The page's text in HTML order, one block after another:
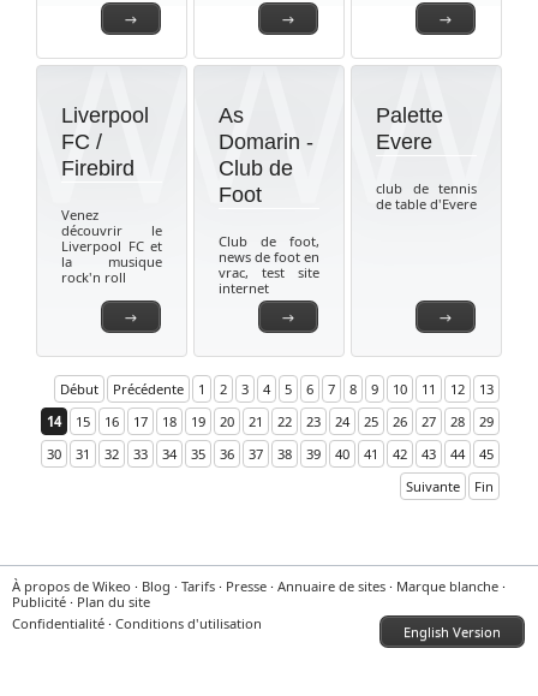
→
→
→
→
Liverpool
FC /
Firebird
Venez
découvrir le
Liverpool FC et
la musique
rock'n roll
→
As
Domarin -
Club de
Foot
Club de foot,
news de foot en
vrac, test site
internet
→
Palette
Evere
club de tennis
de table d'Evere
Début Précédente 1 2 3 4 5 6 7 8 9 10 11 12
13
14
15 16 17 18 19 20 21 22 23 24 25 26 27 28
29
30
31 32 33 34 35 36 37 38 39 40 41 42 43 44
45
Suivante
Fin
À propos de Wikeo · Blog · Tarifs · Presse · Annuaire de sites · Marque blanche ·
Publicité · Plan du site
Confidentialité · Conditions d'utilisation English Version